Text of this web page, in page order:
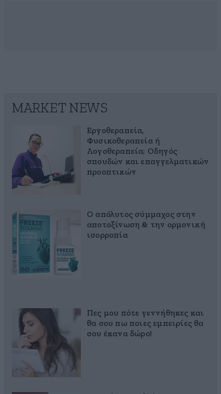
MARKET NEWS
Εργοθεραπεία,
Φυσικοθεραπεία ή
Λογοθεραπεία; Οδηγός
σπουδών και επαγγελματικών
προοπτικών
Ο απόλυτος σύμμαχος στην
αποτοξίνωση & την ορμονική
ισορροπία
Πες μου πότε γεννήθηκες και
θα σου πω ποιες εμπειρίες θα
σου έκανα δώρο!